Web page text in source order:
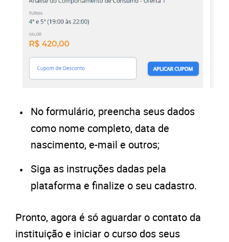
No formulário, preencha seus dados
como nome completo, data de
nascimento, e-mail e outros;
Siga as instruções dadas pela
plataforma e finalize o seu cadastro.
Pronto, agora é só aguardar o contato da
instituição e iniciar o curso dos seus